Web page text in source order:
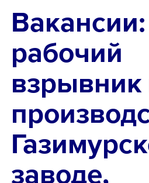
Вакансии
Производство
Офис
IT
Студентам
Вакансии:
рабочий
взрывник
заводе,